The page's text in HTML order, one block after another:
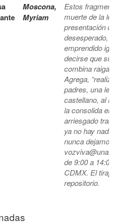
Moscona,
Myriam
Estos
muerte de la
presentación
desesperado,
emprendido
decirse que su
combina
Agrega,
padres, una
castellano, al
la consolida en
arriesgado
ya no hay
nunca dejamos
de 9:00 a
CDMX. El tiraje
repositorio.